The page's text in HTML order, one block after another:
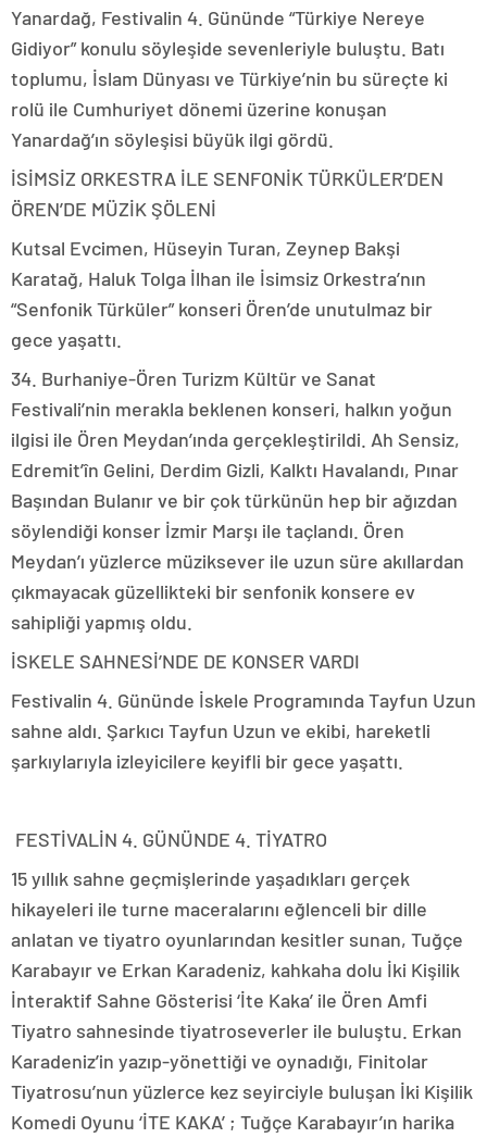
Yanardağ, Festivalin 4. Gününde “Türkiye Nereye
Gidiyor” konulu söyleşide sevenleriyle buluştu. Batı
toplumu, İslam Dünyası ve Türkiye’nin bu süreçte ki
rolü ile Cumhuriyet dönemi üzerine konuşan
Yanardağ’ın söyleşisi büyük ilgi gördü.
İSİMSİZ ORKESTRA İLE SENFONİK TÜRKÜLER’DEN
ÖREN’DE MÜZİK ŞÖLENİ
Kutsal Evcimen, Hüseyin Turan, Zeynep Bakşi
Karatağ, Haluk Tolga İlhan ile İsimsiz Orkestra’nın
“Senfonik Türküler” konseri Ören’de unutulmaz bir
gece yaşattı.
34. Burhaniye-Ören Turizm Kültür ve Sanat
Festivali’nin merakla beklenen konseri, halkın yoğun
ilgisi ile Ören Meydan’ında gerçekleştirildi. Ah Sensiz,
Edremit’în Gelini, Derdim Gizli, Kalktı Havalandı, Pınar
Başından Bulanır ve bir çok türkünün hep bir ağızdan
söylendiği konser İzmir Marşı ile taçlandı. Ören
Meydan’ı yüzlerce müziksever ile uzun süre akıllardan
çıkmayacak güzellikteki bir senfonik konsere ev
sahipliği yapmış oldu.
İSKELE SAHNESİ’NDE DE KONSER VARDI
Festivalin 4. Gününde İskele Programında Tayfun Uzun
sahne aldı. Şarkıcı Tayfun Uzun ve ekibi, hareketli
şarkıylarıyla izleyicilere keyifli bir gece yaşattı.
FESTİVALİN 4. GÜNÜNDE 4. TİYATRO
15 yıllık sahne geçmişlerinde yaşadıkları gerçek
hikayeleri ile turne maceralarını eğlenceli bir dille
anlatan ve tiyatro oyunlarından kesitler sunan, Tuğçe
Karabayır ve Erkan Karadeniz, kahkaha dolu İki Kişilik
İnteraktif Sahne Gösterisi ‘İte Kaka’ ile Ören Amfi
Tiyatro sahnesinde tiyatroseverler ile buluştu. Erkan
Karadeniz’in yazıp-yönettiği ve oynadığı, Finitolar
Tiyatrosu’nun yüzlerce kez seyirciyle buluşan İki Kişilik
Komedi Oyunu ‘İTE KAKA’ ; Tuğçe Karabayır’ın harika